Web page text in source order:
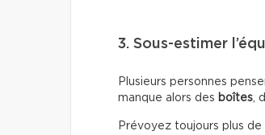
3. Sous-estimer
Plusieurs personnes
manque alors des boîtes ,
Prévoyez toujours plus